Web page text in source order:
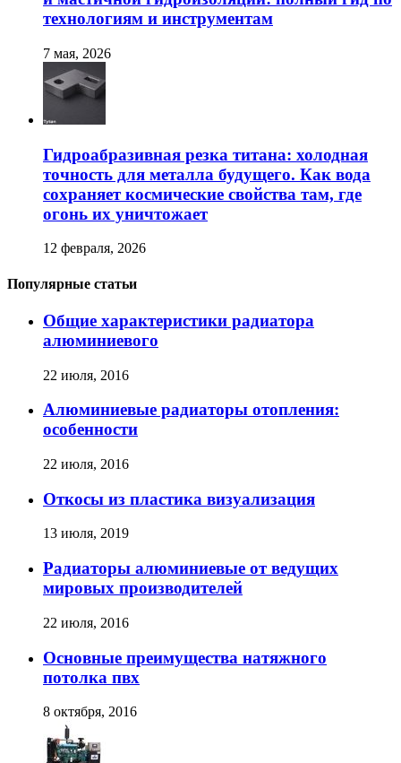
технологиям и инструментам
7 мая, 2026
Гидроабразивная резка титана: холодная
точность для металла будущего. Как вода
сохраняет космические свойства там, где
огонь их уничтожает
12 февраля, 2026
Популярные статьи
Общие характеристики радиатора
алюминиевого
22 июля, 2016
Алюминиевые радиаторы отопления:
особенности
22 июля, 2016
Откосы из пластика визуализация
13 июля, 2019
Радиаторы алюминиевые от ведущих
мировых производителей
22 июля, 2016
Основные преимущества натяжного
потолка пвх
8 октября, 2016